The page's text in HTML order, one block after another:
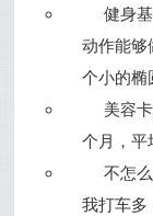
健身
动作能够
个小的椭
美容
个月，平
不怎
我打车多